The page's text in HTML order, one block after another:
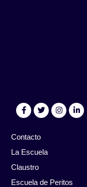
Contacto
La Escuela
Claustro
Escuela de Peritos